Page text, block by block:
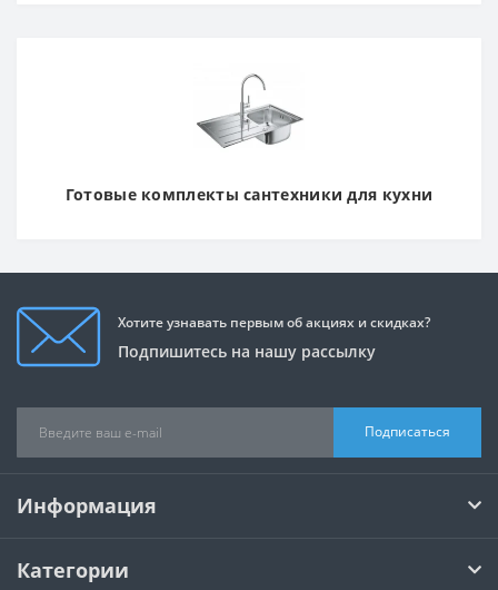
Готовые комплекты сантехники для кухни
Хотите узнавать первым об акциях и скидках?
Подпишитесь на нашу рассылку
Подписаться
Информация
Категории